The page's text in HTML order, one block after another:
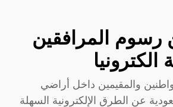
رسوم المرافقين
الكترونيا
والمقيمين داخل أراضي
عن الطرق الإلكترونية السهلة